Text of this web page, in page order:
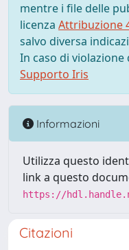
mentre i file delle
licenza Attribuzione
salvo diversa
In caso di
Supporto Iris
Informazioni
Utilizza questo
link a questo
https://
Citazioni